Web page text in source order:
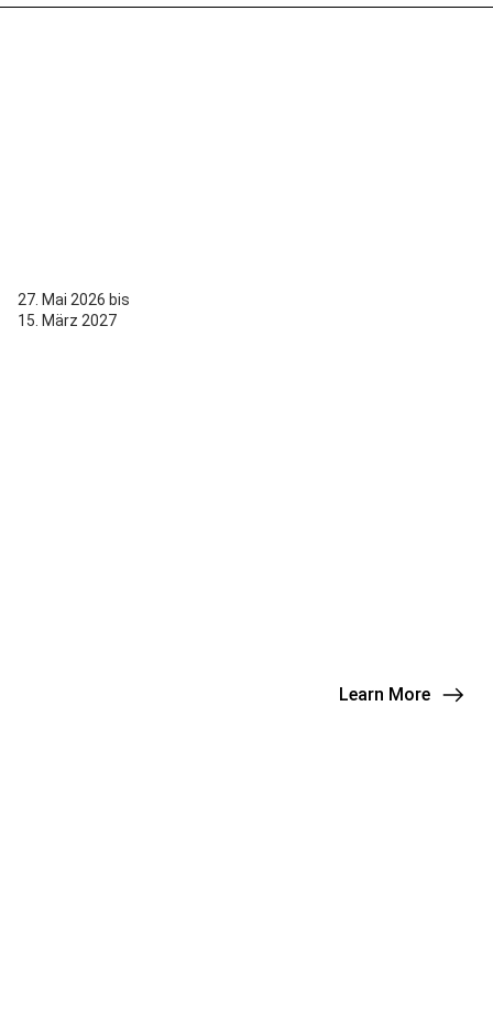
27. Mai 2026 bis
15. März 2027
Learn More